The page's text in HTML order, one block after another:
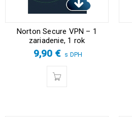
Norton Secure VPN – 1
zariadenie, 1 rok
9,90 € s DPH